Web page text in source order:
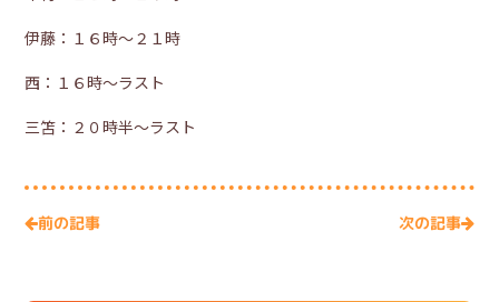
伊藤：１６時～２１時
西：１６時～ラスト
三笘：２０時半～ラスト
前の記事 次の記事